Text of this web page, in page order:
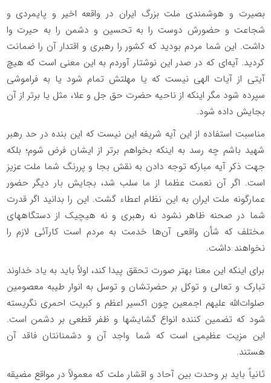
بصیرت و هوشمندی ملت بزرگ ایران در واقعه اخیر و پایمردی و
شجاعت و حضورش دوست را به تحسین و دشمن را به حیرت وا
داشت. این شما مردم بودید که کشور را رهبری و اقتدار آن را ضمانت
کردید. آیه‌ای که در صدر این نوشتار آوردم به این معنی است که هیچ
آیتی از آیات الهی نیست که یا مهلتش تمام شود یا به فراموشی
سپرده شود مگر اینکه از ناحیه حضرت حق جل و علا، مثل یا برتر از آن
بجایش داده شود.
مناسبت استفاده از این آیه شریفه این نیست که این بنده در حد رهبر
شهید باشم چه رسد به اینکه بخواهم برتر از ایشان فرض شوم؛ بلکه
جهت ذکر آیه مبارکه توجه دادن به نقش بجا و پررنگ شما ملت عزیز
است. اگر آن نعمت عظما از ما سلب شد، بجایش بار دیگر حضور
عمارگونه ملت ایران به این نظام اعطاء گشت. این را بدانید اگر قدرت
شما در صحنه ظاهر نشود نه رهبری و نه هیچیک از دستگاههای
مختلف که شأن واقعی آن‌ها خدمت به مردم است کارآئی لازم را
نخواهند داشت.
برای اینکه این معنا بهتر صورت تحقق پیدا کند، اولاً باید به یاد خداوند
تبارک و تعالی و توکل بر حضرتشان و توسل به انوار طیبه معصومین
صلوات‌الله ‌علیهم‌ اجمعین چون اکسیر اعظم و کبریت احمری نگریسته
شود که تضمین کننده انواع گشایشها و ظفر قطعی بر دشمن است.
این مزیت عظیمی است که شما واجد آن و دشمنانتان فاقد آن
هستند.
ثانیاً باید بر وحدت بین آحاد و اقشار ملت که معمولاً در مواقع مضیقه